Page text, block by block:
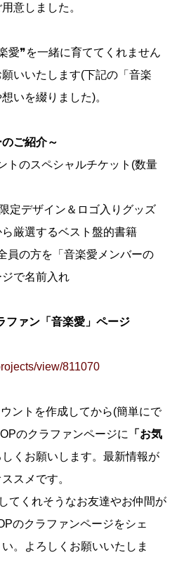
意しました。
愛❞を一緒に育ててくれません
いいたします(下記の「音楽
いを綴りました)。
ご紹介～
トのスペシャルチケット(数量
定デザイン＆ロゴ入りグッズ
厳選するベスト盤的書籍
員の方を「音楽愛メンバーの
で名前入れ
ァン「音楽愛」ページ
view/811070
ントを作成してから(簡単にで
のクラファンページに
「お気
しくお願いします。最新情報が
スメです。
てくれそうなお友達やお仲間が
のクラファンページをシェ
。よろしくお願いいたしま